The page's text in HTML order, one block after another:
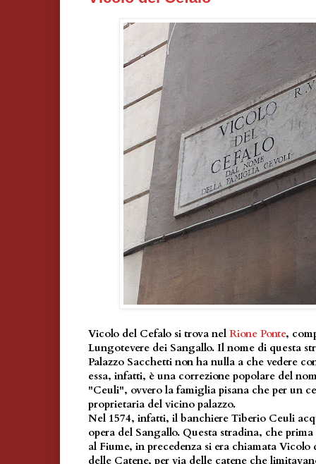
Vicolo del Cefalo si trova nel Rione Ponte,
Lungotevere dei Sangallo. Il nome di questa
Palazzo Sacchetti non ha nulla a che vedere
essa, infatti, è una correzione popolare del
"Ceuli", ovvero la famiglia pisana che per un
proprietaria del vicino palazzo.
Nel 1574, infatti, il banchiere Tiberio Ceuli
opera del Sangallo. Questa stradina, che
al Fiume, in precedenza si era chiamata
delle Catene, per via delle catene che